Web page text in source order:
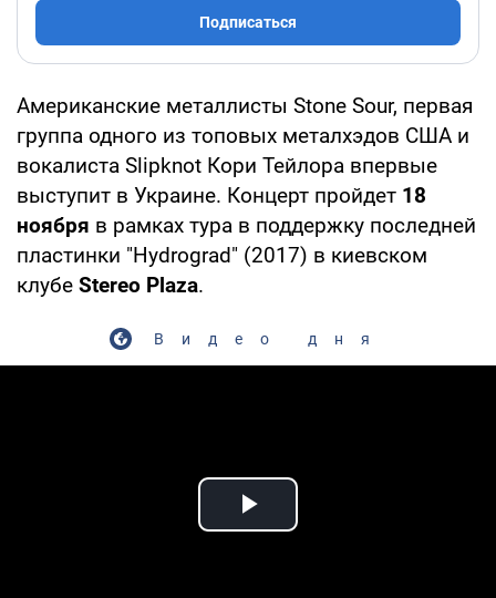
Подписаться
Американские металлисты Stone Sour, первая
группа одного из топовых металхэдов США и
вокалиста Slipknot Кори Тейлора впервые
выступит в Украине. Концерт пройдет 18
ноября в рамках тура в поддержку последней
пластинки "Hydrograd" (2017) в киевском
клубе Stereo Plaza.
Видео дня
Play Video